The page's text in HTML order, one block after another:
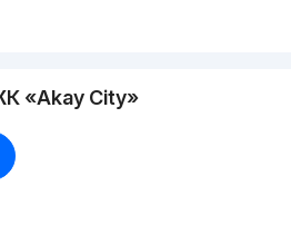
«Akay City»